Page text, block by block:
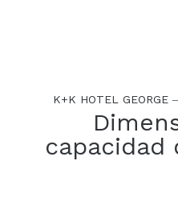
K+K HOTEL GEORGE
capacidad